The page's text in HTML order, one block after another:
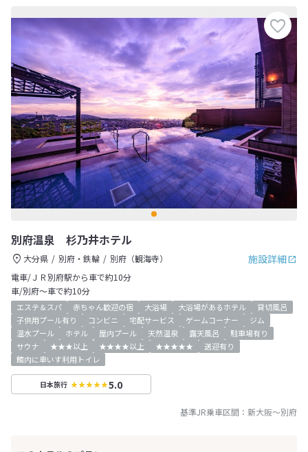
別府温泉 杉乃井ホテル
施設詳細
大分県 別府・鉄輪
別府（観海寺）
電車/ＪＲ別府駅から車で約10分
車/別府～車で約10分
エステ＆スパ 赤ちゃん歓迎の宿 大浴場 大浴場があるホテル
貸切風呂
子供用プール有り
コンビニ 宅配サービス ゲームコーナー
ジム
温水プール
ホテル 屋内プール 天然温泉 露天風呂
駐車場有り
サウナ
★★★以上 ★★★★以上 ★★★★★
送迎有り
館内に車いす利用トイレ
日本旅行 5.0
基準JR乗車区間： 新大阪～別府